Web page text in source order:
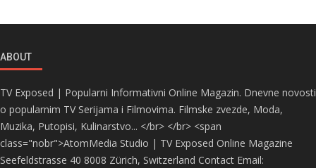
ABOUT
TV Exposed | Popularni Informativni Online Magazin. Dnevne novosti
o popularnim TV Serijama i Filmovima. Filmske zvezde, Moda,
Muzika, Putopisi, Kulinarstvo... </br> </br> <span
class="nobr">AtomMedia Studio | TV Exposed Online Magazine
Seefeldstrasse 40 8008 Zürich, Switzerland Contact Email: